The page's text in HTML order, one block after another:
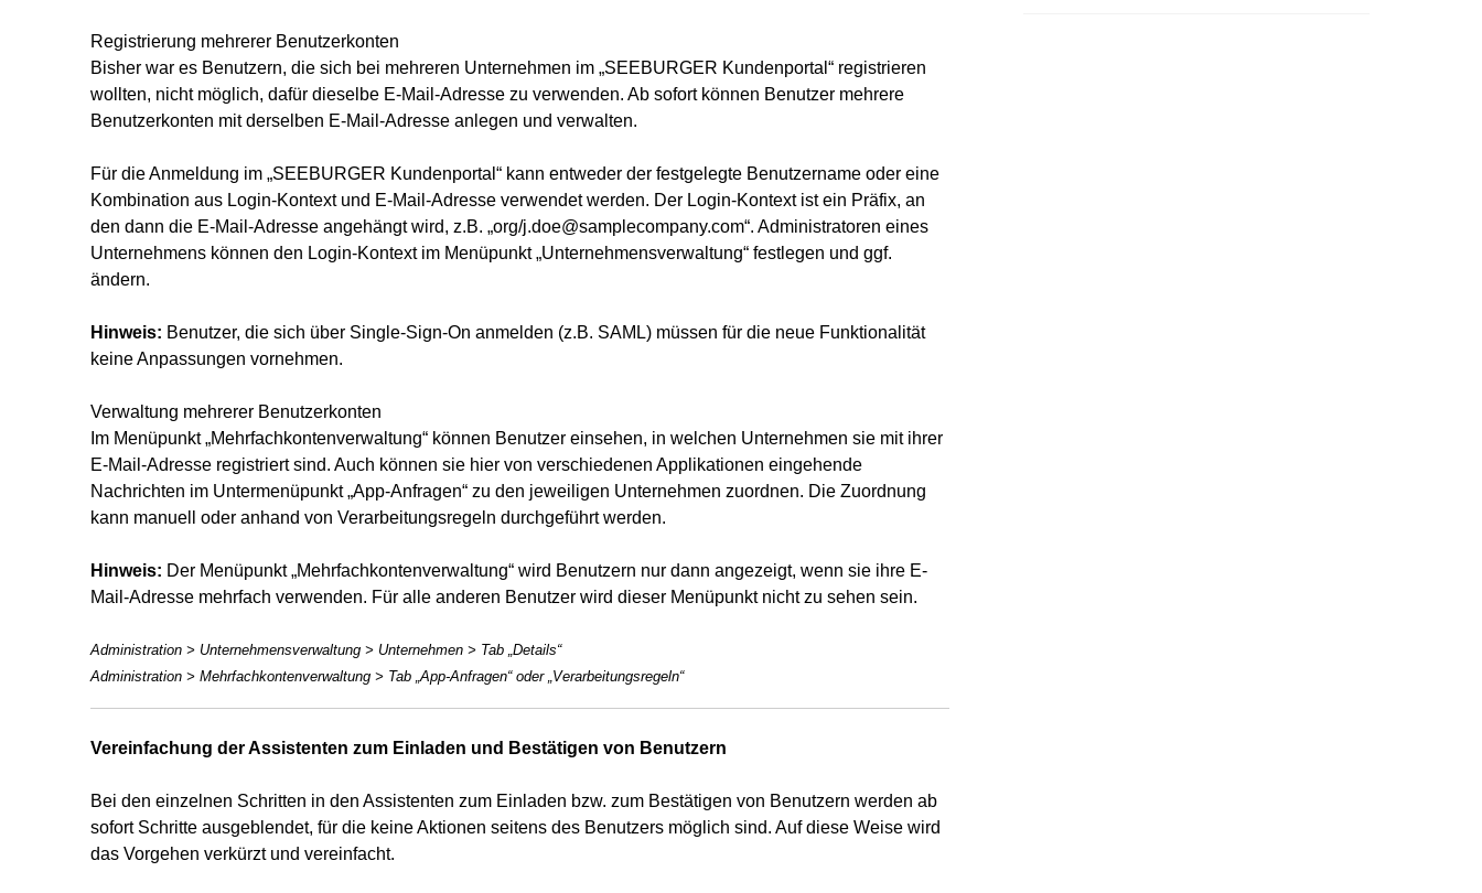
Registrierung mehrerer Benutzerkonten
Bisher war es Benutzern, die sich bei mehreren Unternehmen im „SEEBURGER Kundenportal“ registrieren
wollten, nicht möglich, dafür dieselbe E-Mail-Adresse zu verwenden. Ab sofort können Benutzer mehrere
Benutzerkonten mit derselben E-Mail-Adresse anlegen und verwalten.
Für die Anmeldung im „SEEBURGER Kundenportal“ kann entweder der festgelegte Benutzername oder eine
Kombination aus Login-Kontext und E-Mail-Adresse verwendet werden. Der Login-Kontext ist ein Präfix, an
den dann die E-Mail-Adresse angehängt wird, z.B. „org/j.doe@samplecompany.com“. Administratoren eines
Unternehmens können den Login-Kontext im Menüpunkt „Unternehmensverwaltung“ festlegen und ggf.
ändern.
Hinweis: Benutzer, die sich über Single-Sign-On anmelden (z.B. SAML) müssen für die neue Funktionalität
keine Anpassungen vornehmen.
Verwaltung mehrerer Benutzerkonten
Im Menüpunkt „Mehrfachkontenverwaltung“ können Benutzer einsehen, in welchen Unternehmen sie mit ihrer
E-Mail-Adresse registriert sind. Auch können sie hier von verschiedenen Applikationen eingehende
Nachrichten im Untermenüpunkt „App-Anfragen“ zu den jeweiligen Unternehmen zuordnen. Die Zuordnung
kann manuell oder anhand von Verarbeitungsregeln durchgeführt werden.
Hinweis: Der Menüpunkt „Mehrfachkontenverwaltung“ wird Benutzern nur dann angezeigt, wenn sie ihre E-
Mail-Adresse mehrfach verwenden. Für alle anderen Benutzer wird dieser Menüpunkt nicht zu sehen sein.
Administration > Unternehmensverwaltung > Unternehmen > Tab „Details“
Administration > Mehrfachkontenverwaltung > Tab „App-Anfragen“ oder „Verarbeitungsregeln“
Vereinfachung der Assistenten zum Einladen und Bestätigen von Benutzern
Bei den einzelnen Schritten in den Assistenten zum Einladen bzw. zum Bestätigen von Benutzern werden ab
sofort Schritte ausgeblendet, für die keine Aktionen seitens des Benutzers möglich sind. Auf diese Weise wird
das Vorgehen verkürzt und vereinfacht.